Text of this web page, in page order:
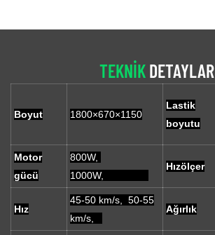
TEKNIKDETAYLAR
Boyut 1800×670×1150
Lastik
boyutu
Motor
gücü
800W,
1000W,
Hızölçer
Hız
45-50 km/s, 50-55
km/s,
Ağırlık